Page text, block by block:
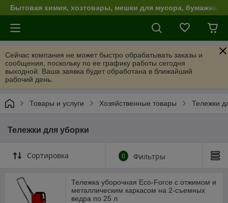
Бытовая химия, хозтовары, мешки для мусора, бумажная
Сейчас компания не может быстро обрабатывать заказы и
сообщения, поскольку по ее графику работы сегодня
выходной. Ваша заявка будет обработана в ближайший
рабочий день.
Товары и услуги Хозяйственные товары Тележки
Тележки для уборки
Сортировка 0 Фильтры
Тележка уборочная Eсо-Force с отжимом и
металлическим каркасом на 2-съемных
ведра по 25 л